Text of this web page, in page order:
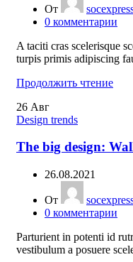
От
0 комментарии
A taciti cras scelerisque
turpis primis adipiscing
Продолжить чтение
26 Авг
Design trends
The big design:
26.08.2021
От
0 комментарии
Parturient in potenti id
vestibulum a posuere